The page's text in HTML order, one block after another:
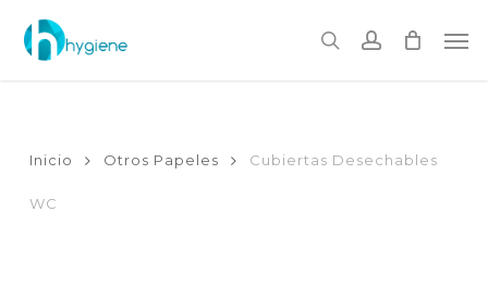
main
content
searchaccount
Inicio Otros Papeles Cubiertas Desechables
WC